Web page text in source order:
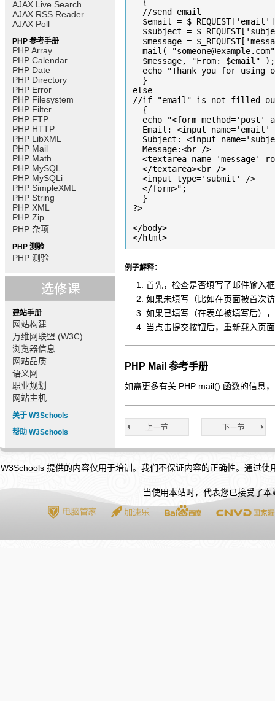
AJAX Live Search
AJAX RSS Reader
AJAX Poll
PHP 参考手册
PHP Array
PHP Calendar
PHP Date
PHP Directory
PHP Error
PHP Filesystem
PHP Filter
PHP FTP
PHP HTTP
PHP LibXML
PHP Mail
PHP Math
PHP MySQL
PHP MySQLi
PHP SimpleXML
PHP String
PHP XML
PHP Zip
PHP 杂项
PHP 测验
PHP 测验
建站手册
网站构建
万维网联盟 (W3C)
浏览器信息
网站品质
语义网
职业规划
网站主机
关于 W3Schools
帮助 W3Schools
else
//if "email" is not filled
?>
</body>
</html>
例子解释：
首先，检查是否填写了邮件输入框
如果未填写（比如在页面被首次
如果已填写（在表单被填写后）
当点击提交按钮后，重新载入页
PHP Mail 参考手册
如需更多有关 PHP mail() 函数的信息
W3Schools 提供的内容仅用于培训。我们不保证内容的正确性。通过
当使用本站时，代表您已接受了本